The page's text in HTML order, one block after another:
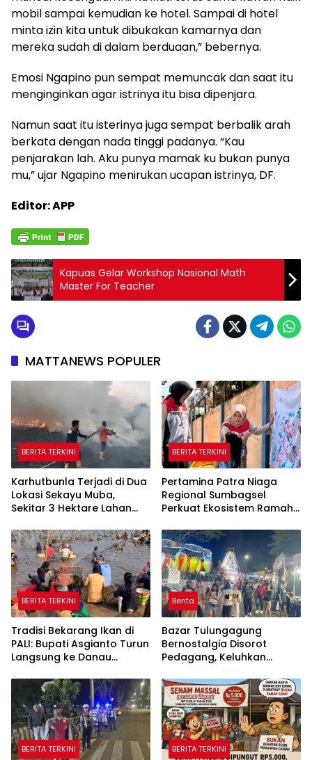
mobil sampai kemudian ke hotel. Sampai di hotel
minta izin kita untuk dibukakan kamarnya dan
mereka sudah di dalam berduaan,” bebernya.
Emosi Ngapino pun sempat memuncak dan saat itu
menginginkan agar istrinya itu bisa dipenjara.
Namun saat itu isterinya juga sempat berbalik arah
berkata dengan nada tinggi padanya. “Kau
penjarakan lah. Aku punya mamak ku bukan punya
mu,” ujar Ngapino menirukan ucapan istrinya, DF.
Editor: APP
Kapuas Gelar Workshop Nasional Math
Master For Teacher
MATTANEWS POPULER
BERITA TERKINI
Karhutbunla Terjadi di Dua
Lokasi Sekayu Muba,
Sekitar 3 Hektare Lahan
BERITA TERKINI
Pertamina Patra Niaga
Regional Sumbagsel
Perkuat Ekosistem Ramah
TAMASYA
BERITA TERKINI
Tradisi Bekarang Ikan di
PALI: Bupati Asgianto Turun
Langsung ke Danau
Berita
Bazar Tulungagung
Bernostalgia Disorot
Pedagang, Keluhkan
hingga Listrik Sering Mati
BERITA TERKINI BERITA TERKINI